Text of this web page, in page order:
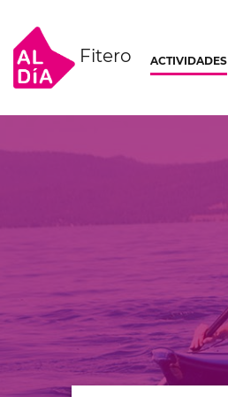
Fitero ACTIVIDADES